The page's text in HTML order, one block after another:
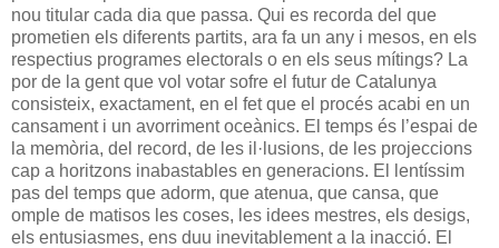
nou titular cada dia que passa. Qui es recorda del que
prometien els diferents partits, ara fa un any i mesos, en els
respectius programes electorals o en els seus mítings? La
por de la gent que vol votar sofre el futur de Catalunya
consisteix, exactament, en el fet que el procés acabi en un
cansament i un avorriment oceànics. El temps és l’espai de
la memòria, del record, de les il·lusions, de les projeccions
cap a horitzons inabastables en generacions. El lentíssim
pas del temps que adorm, que atenua, que cansa, que
omple de matisos les coses, les idees mestres, els desigs,
els entusiasmes, ens duu inevitablement a la inacció. El